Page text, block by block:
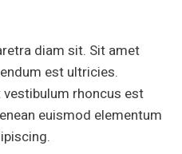
diam sit. Sit amet
est ultricies.
rhoncus est
euismod elementum